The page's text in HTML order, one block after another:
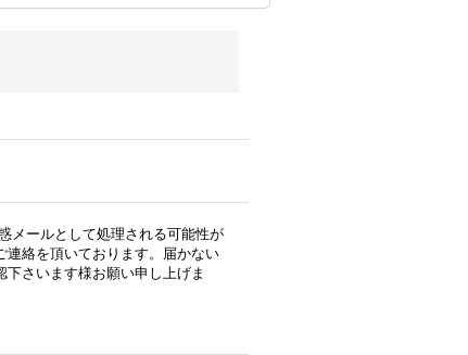
メールとして処理される可能性が
連絡を頂いております。届かない
さいます様お願い申し上げま